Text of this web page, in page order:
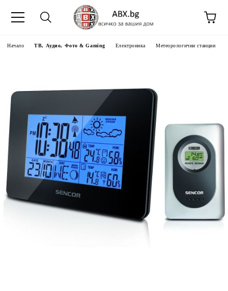
Начало ТВ, Аудио, Фото & Gaming Електроника Метеорологични станции